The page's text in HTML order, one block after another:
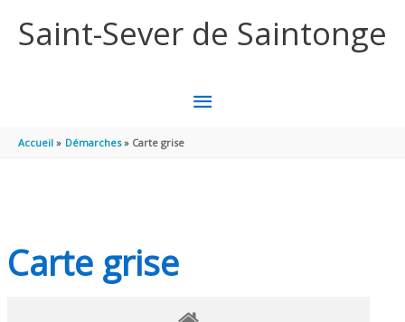
Saint-Sever de Saintonge
MENU
Accueil Démarches Carte grise
Carte grise